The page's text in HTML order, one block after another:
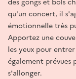
qu'un concert, il
émotionnelle très
Apportez une
les yeux pour
également prévues
s'allonger.